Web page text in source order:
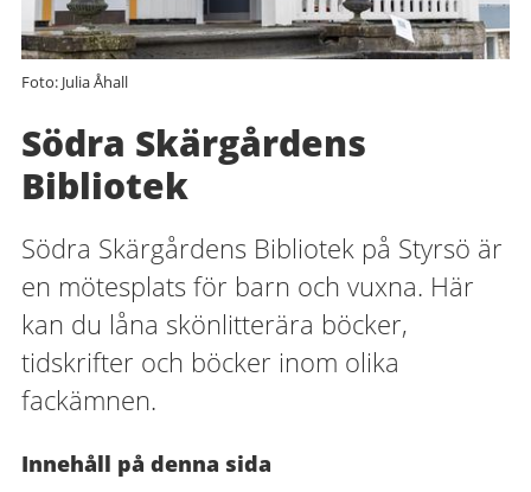
Foto: Julia Åhall
Södra Skärgårdens
Bibliotek
Södra Skärgårdens Bibliotek på Styrsö är
en mötesplats för barn och vuxna. Här
kan du låna skönlitterära böcker,
tidskrifter och böcker inom olika
fackämnen.
Innehåll på denna sida